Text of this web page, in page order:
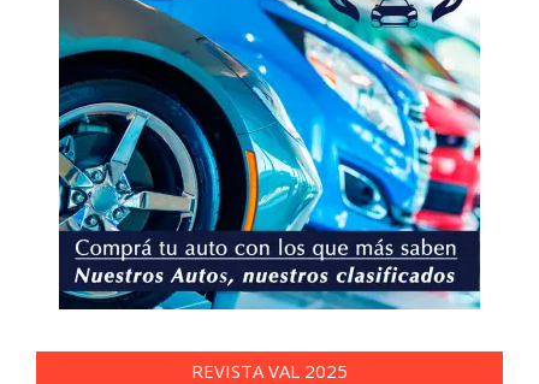
REVISTA VAL 2025